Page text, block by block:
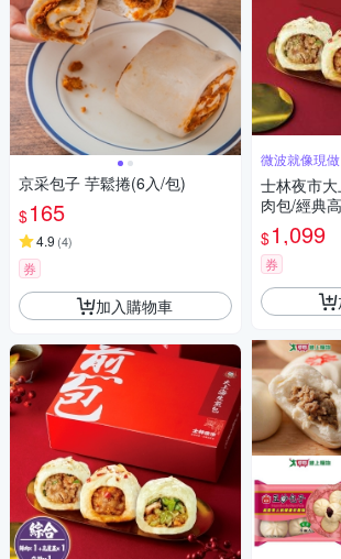
京采包子 芋鬆捲(6入/包)
$165
4.9 (4)
券
加入購物車
微波就像現
士林夜市
肉包/經典
6盒組(5顆
$1,099
券